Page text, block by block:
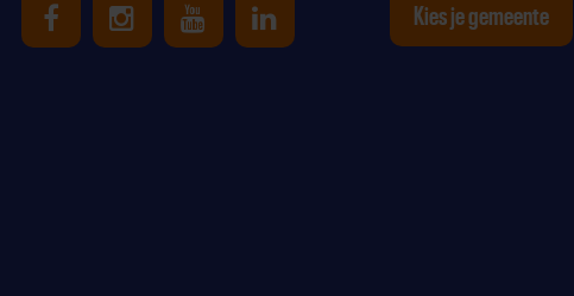
Uniek Sporten op Facebook
Uniek Sporten op Instagram
Uniek Sporten op Youtube
Uniek Sporten op Linkedin
Kies je gemeente